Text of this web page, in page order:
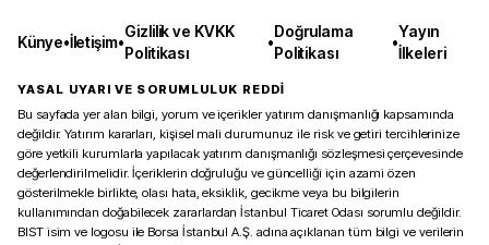
Künye•İletişim•
Gizlilik ve KVKK
Politikası
•
Doğrulama
Politikası
•
Yayın
İlkeleri
YASAL UYARI VE SORUMLULUK REDDİ
Bu sayfada yer alan bilgi, yorum ve içerikler yatırım danışmanlığı kapsamında
değildir. Yatırım kararları, kişisel mali durumunuz ile risk ve getiri tercihlerinize
göre yetkili kurumlarla yapılacak yatırım danışmanlığı sözleşmesi çerçevesinde
değerlendirilmelidir. İçeriklerin doğruluğu ve güncelliği için azami özen
gösterilmekle birlikte, olası hata, eksiklik, gecikme veya bu bilgilerin
kullanımından doğabilecek zararlardan İstanbul Ticaret Odası sorumlu değildir.
BIST isim ve logosu ile Borsa İstanbul A.Ş. adına açıklanan tüm bilgi ve verilerin